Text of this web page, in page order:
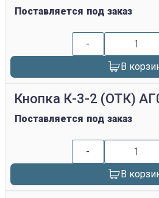
Поставляется под заказ
-
В
Кнопка К-3-2 (ОТК)
Поставляется под заказ
-
В